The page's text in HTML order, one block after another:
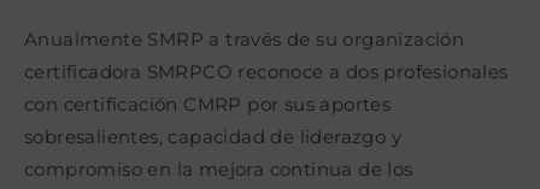
Anualmente SMRP a través de su organización
certificadora SMRPCO reconoce a dos profesionales
con certificación CMRP por sus aportes
sobresalientes, capacidad de liderazgo y
compromiso en la mejora continua de los